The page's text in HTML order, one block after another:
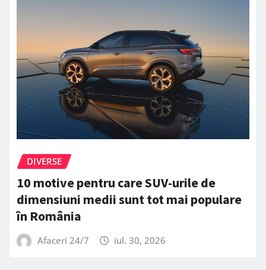
DIVERSE
10 motive pentru care SUV-urile de
dimensiuni medii sunt tot mai populare
în România
Afaceri 24/7 iul. 30, 2026